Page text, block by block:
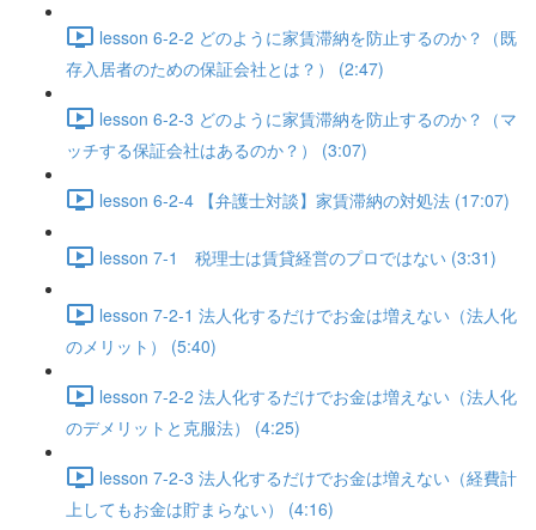
lesson 6-2-2 どのように家賃滞納を防止するのか？（既
存入居者のための保証会社とは？） (2:47)
lesson 6-2-3 どのように家賃滞納を防止するのか？（マ
ッチする保証会社はあるのか？） (3:07)
lesson 6-2-4 【弁護士対談】家賃滞納の対処法 (17:07)
lesson 7-1 税理士は賃貸経営のプロではない (3:31)
lesson 7-2-1 法人化するだけでお金は増えない（法人化
のメリット） (5:40)
lesson 7-2-2 法人化するだけでお金は増えない（法人化
のデメリットと克服法） (4:25)
lesson 7-2-3 法人化するだけでお金は増えない（経費計
上してもお金は貯まらない） (4:16)